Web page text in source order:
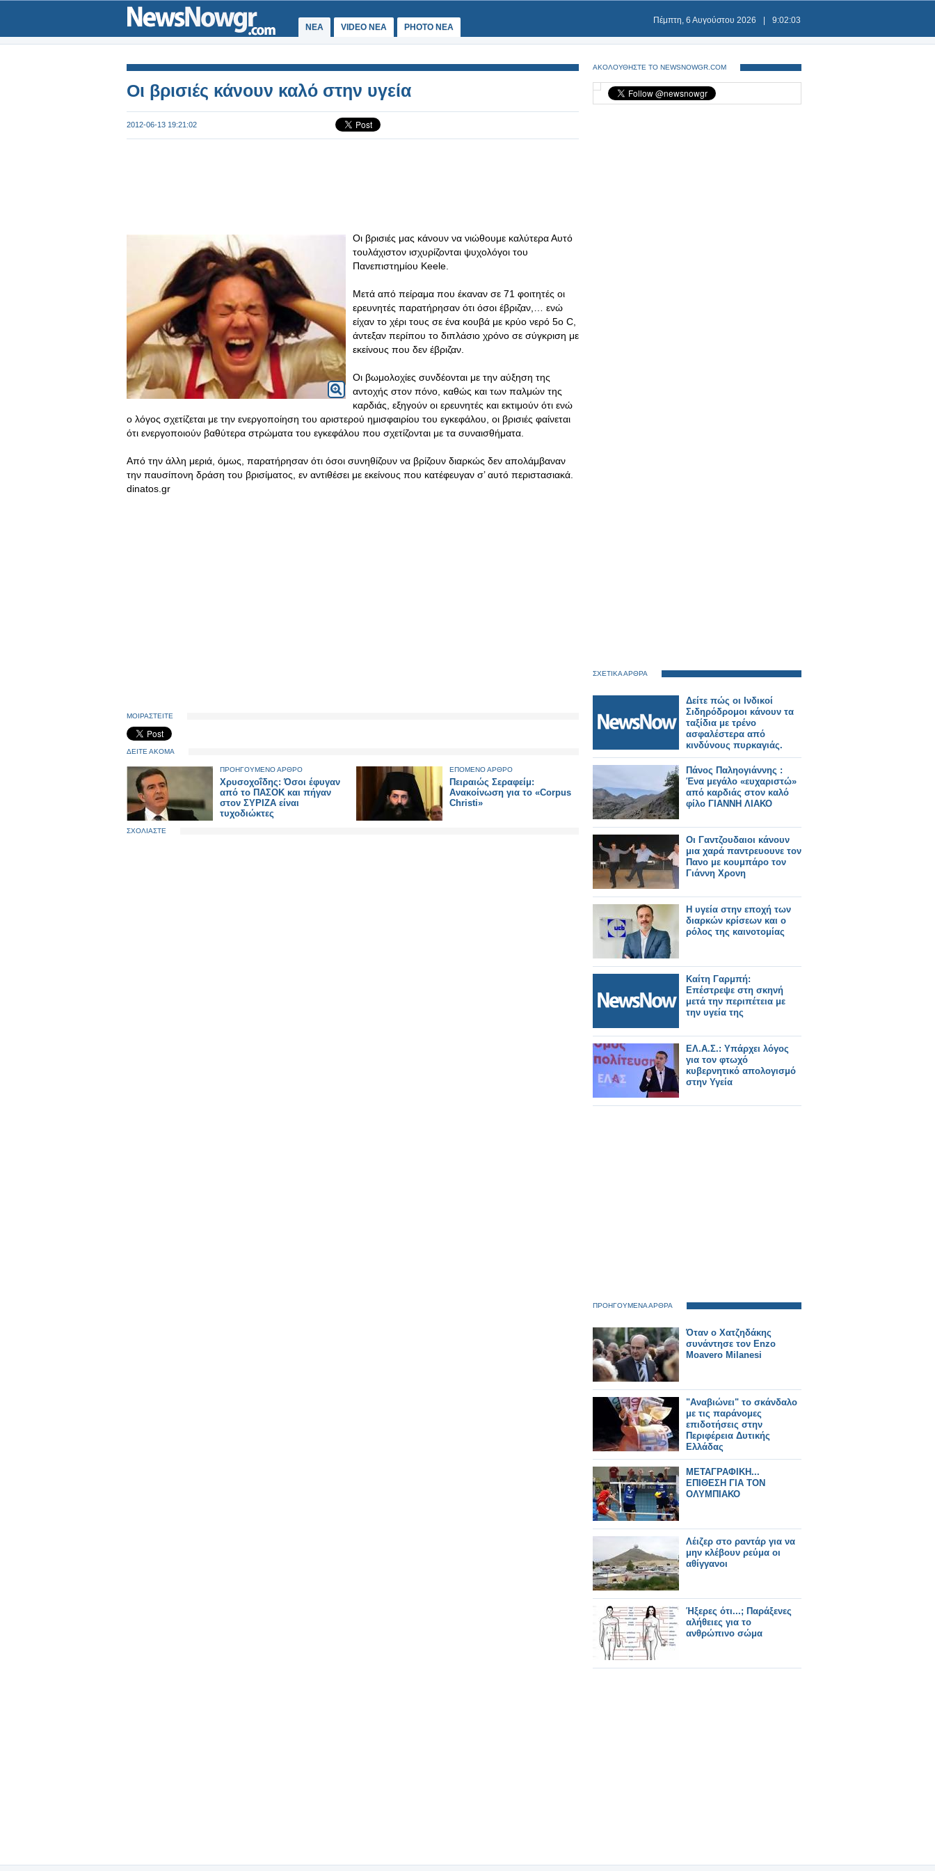
ΝΕΑ VIDEO NEA PHOTO NEA
Πέμπτη, 6 Αυγούστου 2026 9:02:04
Οι βρισιές κάνουν καλό στην υγεία
2012-06-13 19:21:02
Οι βρισιές μας κάνουν να νιώθουμε καλύτερα Αυτό
τουλάχιστον ισχυρίζονται ψυχολόγοι του
Πανεπιστημίου Keele.
Μετά από πείραμα που έκαναν σε 71 φοιτητές οι
ερευνητές παρατήρησαν ότι όσοι έβριζαν,… ενώ
είχαν το χέρι τους σε ένα κουβά με κρύο νερό 5o C,
άντεξαν περίπου το διπλάσιο χρόνο σε σύγκριση με
εκείνους που δεν έβριζαν.
Οι βωμολοχίες συνδέονται με την αύξηση της
αντοχής στον πόνο, καθώς και των παλμών της
καρδιάς, εξηγούν οι ερευνητές και εκτιμούν ότι ενώ
ο λόγος σχετίζεται με την ενεργοποίηση του αριστερού ημισφαιρίου του εγκεφάλου, οι βρισιές φαίνεται
ότι ενεργοποιούν βαθύτερα στρώματα του εγκεφάλου που σχετίζονται με τα συναισθήματα.
Από την άλλη μεριά, όμως, παρατήρησαν ότι όσοι συνηθίζουν να βρίζουν διαρκώς δεν απολάμβαναν
την παυσίπονη δράση του βρισίματος, εν αντιθέσει με εκείνους που κατέφευγαν σ’ αυτό περιστασιακά.
dinatos.gr
ΜΟΙΡΑΣΤΕΙΤΕ
ΔΕΙΤΕ ΑΚΟΜΑ
ΠΡΟΗΓΟΥΜΕΝΟ ΑΡΘΡΟ
Χρυσοχοΐδης: Όσοι έφυγαν
από το ΠΑΣΟΚ και πήγαν
στον ΣΥΡΙΖΑ είναι
τυχοδιώκτες
ΕΠΟΜΕΝΟ ΑΡΘΡΟ
Πειραιώς Σεραφείμ:
Ανακοίνωση για το «Corpus
Christi»
ΣΧΟΛΙΑΣΤΕ
ΑΚΟΛΟΥΘΗΣΤΕ ΤΟ NEWSNOWGR.COM
ΣΧΕΤΙΚΑ ΑΡΘΡΑ
Δείτε πώς οι Ινδικοί
Σιδηρόδρομοι κάνουν τα
ταξίδια με τρένο
ασφαλέστερα από
κινδύνους πυρκαγιάς.
Πάνος Παληογιάννης :
Ένα μεγάλο «ευχαριστώ»
από καρδιάς στον καλό
φίλο ΓΙΑΝΝΗ ΛΙΑΚΟ
Οι Γαντζουδαιοι κάνουν
μια χαρά παντρευουνε τον
Πανο με κουμπάρο τον
Γιάννη Χρονη
Η υγεία στην εποχή των
διαρκών κρίσεων και ο
ρόλος της καινοτομίας
Καίτη Γαρμπή:
Επέστρεψε στη σκηνή
μετά την περιπέτεια με
την υγεία της
ΕΛ.Α.Σ.: Υπάρχει λόγος
για τον φτωχό
κυβερνητικό απολογισμό
στην Υγεία
ΠΡΟΗΓΟΥΜΕΝΑ ΑΡΘΡΑ
Όταν ο Χατζηδάκης
συνάντησε τον Enzo
Moavero Milanesi
"Αναβιώνει" το σκάνδαλο
με τις παράνομες
επιδοτήσεις στην
Περιφέρεια Δυτικής
Ελλάδας
ΜΕΤΑΓΡΑΦΙΚΗ...
ΕΠΙΘΕΣΗ ΓΙΑ ΤΟΝ
ΟΛΥΜΠΙΑΚΟ
Λέιζερ στο ραντάρ για να
μην κλέβουν ρεύμα οι
αθίγγανοι
Ήξερες ότι...; Παράξενες
αλήθειες για το
ανθρώπινο σώμα